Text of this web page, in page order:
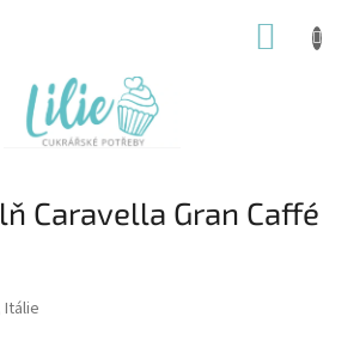
Caravella Gran Caffé
Itálie